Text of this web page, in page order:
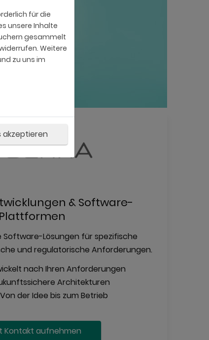
& Software-
Plattformen
Software-Lösungen für spezifische
und regulatorische Anforderungen.
nach Ihren Anforderungen
Architekturen
Von der Idee bis zum Betrieb
Kontakt aufnehmen
für die
unsere Inhalte
gesammelt
Weitere
zu uns im
akzeptieren